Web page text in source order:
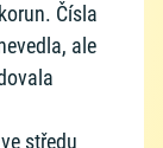
Čísla
ale
středu